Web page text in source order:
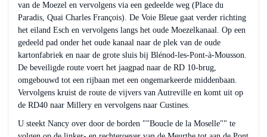
van de Moezel en vervolgens via een gedeelde weg (Place du
Paradis, Quai Charles François). De Voie Bleue gaat verder richting
het eiland Esch en vervolgens langs het oude Moezelkanaal. Op een
gedeeld pad onder het oude kanaal naar de plek van de oude
kartonfabriek en naar de grote sluis bij Blénod-les-Pont-à-Mousson.
De beveiligde route voert het jaagpad naar de RD 10-brug,
omgebouwd tot een rijbaan met een ongemarkeerde middenbaan.
Vervolgens kruist de route de vijvers van Autreville en komt uit op
de RD40 naar Millery en vervolgens naar Custines.
U steekt Nancy over door de borden ""Boucle de la Moselle"" te